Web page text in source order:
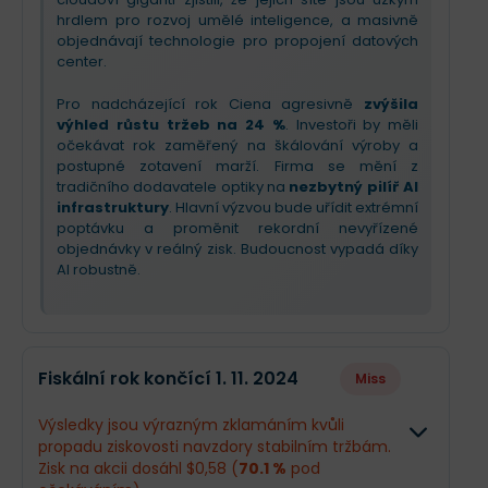
hrdlem pro rozvoj umělé inteligence, a masivně
objednávají technologie pro propojení datových
center.
Pro nadcházející rok Ciena agresivně zvýšila
výhled růstu tržeb na 24 %. Investoři by měli
očekávat rok zaměřený na škálování výroby a
postupné zotavení marží. Firma se mění z
tradičního dodavatele optiky na nezbytný pilíř AI
infrastruktury. Hlavní výzvou bude uřídit extrémní
poptávku a proměnit rekordní nevyřízené
objednávky v reálný zisk. Budoucnost vypadá díky
AI robustně.
Fiskální rok končící 1. 11. 2024 Miss
Výsledky jsou výrazným zklamáním kvůli
propadu ziskovosti navzdory stabilním tržbám.
Zisk na akcii dosáhl $0,58 (70.1 % pod